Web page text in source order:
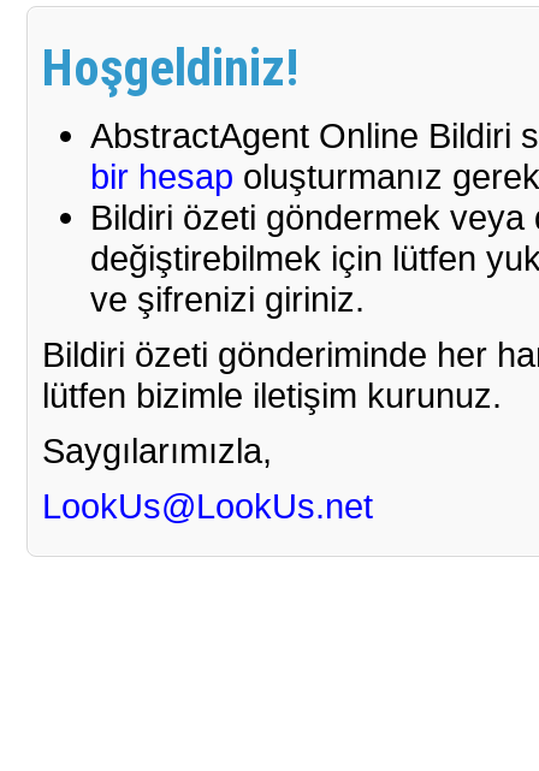
Hoşgeldiniz!
AbstractAgent Online Bildiri
bir hesap oluşturmanız
Bildiri özeti göndermek veya
değiştirebilmek için lütfen
ve şifrenizi giriniz.
Bildiri özeti gönderiminde her
lütfen bizimle iletişim kurunuz.
Saygılarımızla,
LookUs@LookUs.net